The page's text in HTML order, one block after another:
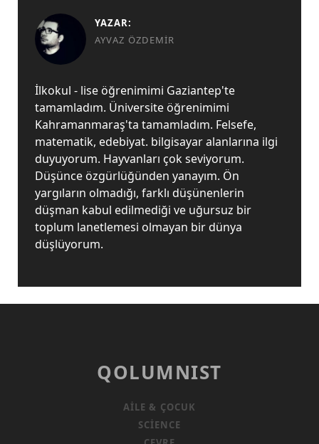
YAZAR:
AYVAZ ÖZDEMIR
İlkokul - lise öğrenimimi Gaziantep'te
tamamladım. Üniversite öğrenimimi
Kahramanmaraş'ta tamamladım. Felsefe,
matematik, edebiyat. bilgisayar alanlarına ilgi
duyuyorum. Hayvanları çok seviyorum.
Düşünce özgürlüğünden yanayım. Ön
yargıların olmadığı, farklı düşünenlerin
düşman kabul edilmediği ve uğursuz bir
toplum lanetlemesi olmayan bir dünya
düşlüyorum.
QOLUMNIST
AILE & ÇOCUK
SCIENCE